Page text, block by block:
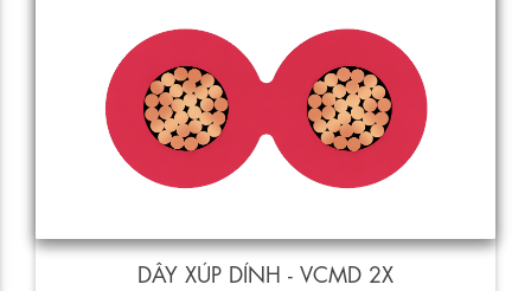
DÂY XÚP DÍNH - VCMD 2X